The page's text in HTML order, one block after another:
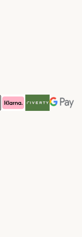
Method
Payment Method
Klarna Payment Method
Riverty Payment
Google